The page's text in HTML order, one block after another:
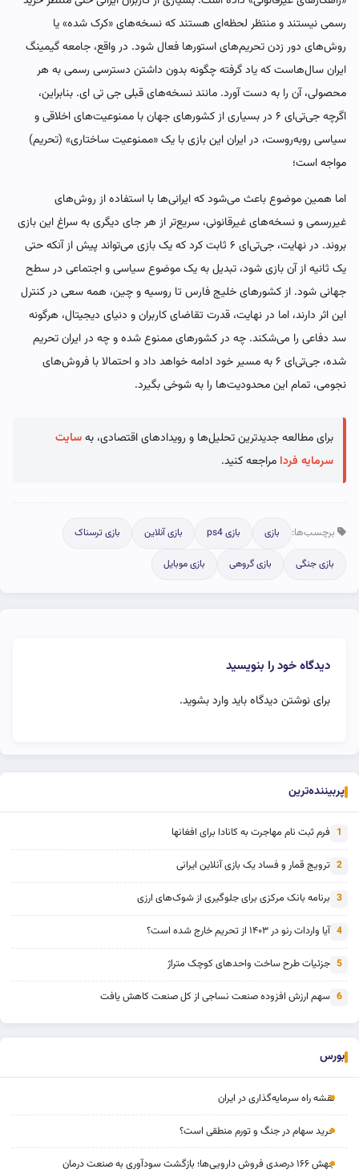
رسمی نیستند و منتظر لحظه‌ای هستند که نسخه‌های «کرک شده» یا
روش‌های دور زدن تحریم‌های استورها فعال شود. در واقع، جامعه گیمینگ
ایران سال‌هاست که یاد گرفته چگونه بدون داشتن دسترسی رسمی به هر
محصولی، آن را به دست آورد. مانند نسخه‌های قبلی جی تی ای. بنابراین،
اگرچه جی‌تی‌ای ۶ در بسیاری از کشورهای جهان با ممنوعیت‌های اخلاقی و
سیاسی روبه‌روست، در ایران این بازی با یک «ممنوعیت ساختاری» (تحریم)
مواجه است؛
اما همین موضوع باعث می‌شود که ایرانی‌ها با استفاده از روش‌های
غیررسمی و نسخه‌های غیرقانونی، سریع‌تر از هر جای دیگری به سراغ این بازی
بروند. در نهایت، جی‌تی‌ای ۶ ثابت کرد که یک بازی می‌تواند پیش از آنکه حتی
یک ثانیه از آن بازی شود، تبدیل به یک موضوع سیاسی و اجتماعی در سطح
جهانی شود. از کشورهای خلیج فارس تا روسیه و چین، همه سعی در کنترل
این اثر دارند، اما در نهایت، قدرت تقاضای کاربران و دنیای دیجیتال، هرگونه
سد دفاعی را می‌شکند. چه در کشورهای ممنوع شده و چه در ایران تحریم
شده، جی‌تی‌ای ۶ به مسیر خود ادامه خواهد داد و احتمالا با فروش‌های
نجومی، تمام این محدودیت‌ها را به شوخی بگیرد.
برای مطالعه جدیدترین تحلیل‌ها و رویدادهای اقتصادی، بهسایت
سرمایه فردا مراجعه کنید.
برچسب‌ها: بازی بازی ps4 بازی آنلاین بازی ترسناک
بازی جنگی بازی گروهی بازی موبایل
دیدگاه خود را بنویسید
برای نوشتن دیدگاه بایدوارد بشوید.
پربیننده‌ترین
1 فرم ثبت نام مهاجرت به کانادا برای افغانها
2 ترویج قمار و فساد یک بازی آنلاین ایرانی
3 برنامه بانک مرکزی برای جلوگیری از شوک‌های ارزی
4 آیا واردات رنو در ۱۴۰۳ از تحریم خارج شده است؟
5 جزئیات طرح ساخت واحدهای کوچک متراژ
6 سهم ارزش افزوده صنعت نساجی از کل صنعت کاهش یافت
بورس
نقشه راه سرمایه‌گذاری در ایران
خرید سهام در جنگ و تورم منطقی است؟
جهش ۱۶۶ درصدی فروش دارویی‌ها؛ بازگشت سودآوری به صنعت درمان